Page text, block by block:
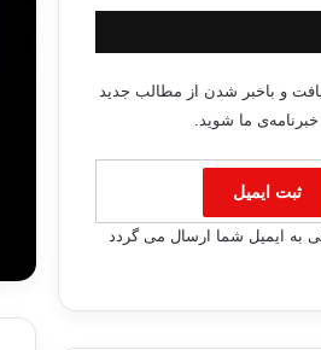
و باخبر شدن از مطالب جدید
ما شوید.
به ایمیل شما ارسال می گردد